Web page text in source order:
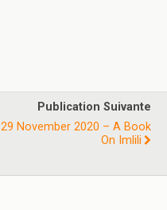
Publication Suivante
29 November 2020 – A Book
On Imlili